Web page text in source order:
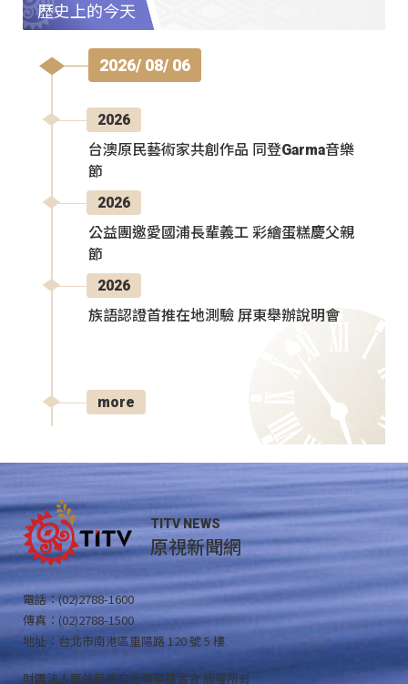
歷史上的今天
2026/ 08/ 06
2026
台澳原民藝術家共創作品 同登Garma音樂
節
2026
公益團邀愛國浦長輩義工 彩繪蛋糕慶父親
節
2026
族語認證首推在地測驗 屏東舉辦說明會
more
TITV NEWS
原視新聞網
電話：(02)2788-1600
傳真：(02)2788-1500
地址：台北市南港區重陽路 120 號 5 樓
財團法人原住民族文化事業基金會 版權所有